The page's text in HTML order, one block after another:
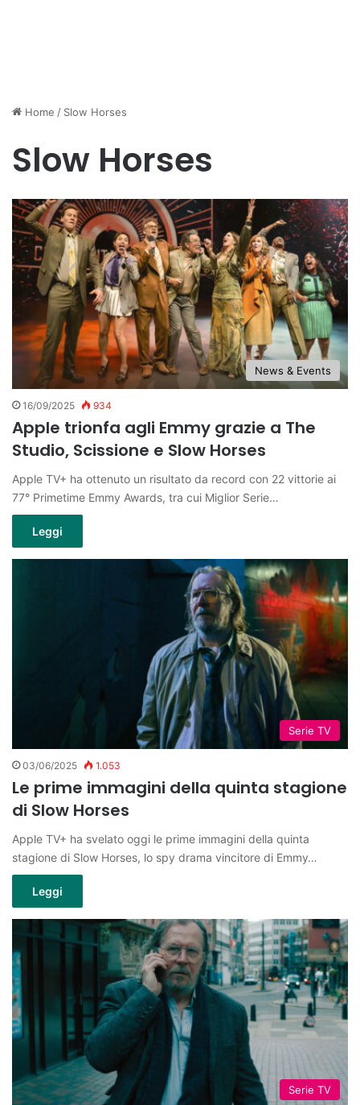
Home / Slow Horses
Slow Horses
News & Events
16/09/2025 934
Apple trionfa agli Emmy grazie a The
Studio, Scissione e Slow Horses
Apple TV+ ha ottenuto un risultato da record con 22 vittorie ai
77° Primetime Emmy Awards, tra cui Miglior Serie…
Leggi
Serie TV
03/06/2025 1.053
Le prime immagini della quinta stagione
di Slow Horses
Apple TV+ ha svelato oggi le prime immagini della quinta
stagione di Slow Horses, lo spy drama vincitore di Emmy…
Leggi
Serie TV